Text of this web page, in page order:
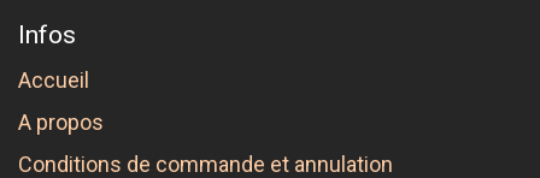
Infos
Accueil
A propos
Conditions de commande et annulation